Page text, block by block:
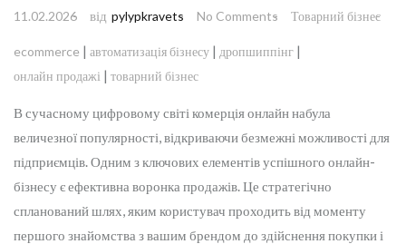
11.02.2026 від pylypkravets No Comments Товарний бізнес
ecommerce | автоматизація бізнесу | дропшиппінг |
онлайн продажі | товарний бізнес
В сучасному цифровому світі комерція онлайн набула
величезної популярності, відкриваючи безмежні можливості для
підприємців. Одним з ключових елементів успішного онлайн-
бізнесу є ефективна воронка продажів. Це стратегічно
спланований шлях, яким користувач проходить від моменту
першого знайомства з вашим брендом до здійснення покупки і